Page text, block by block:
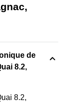
de
8.2,
8.2,